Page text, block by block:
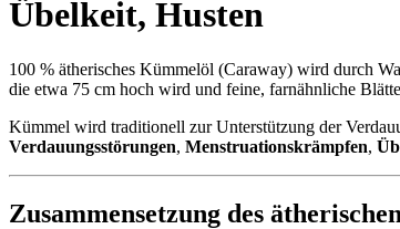
Übelkeit, Husten
100 % ätherisches Kümmelöl (Caraway) wird durch
die etwa 75 cm hoch wird und feine, farnähnliche
Kümmel wird traditionell zur Unterstützung der
Verdauungsstörungen, Menstruationskrämpfen,
Zusammensetzung des